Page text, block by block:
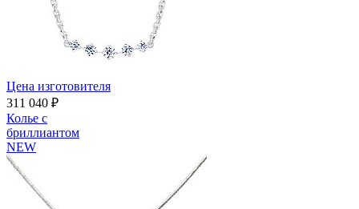
Цена изготовителя
311 040 ₽
Колье с
бриллиантом
NEW